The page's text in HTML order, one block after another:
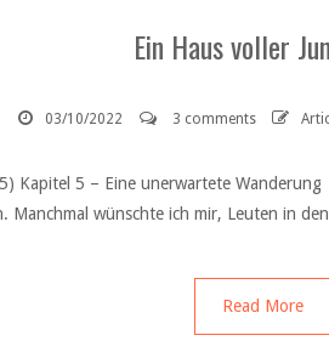
Ein Haus voller
03/10/2022 3 comments
Kapitel 5 – Eine unerwartete
Manchmal wünschte ich mir, Leuten in
Read More